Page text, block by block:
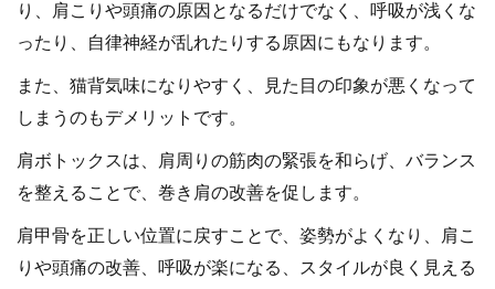
り、肩こりや頭痛の原因となるだけでなく、呼吸が浅くな
ったり、自律神経が乱れたりする原因にもなります。
また、猫背気味になりやすく、見た目の印象が悪くなって
しまうのもデメリットです。
肩ボトックスは、肩周りの筋肉の緊張を和らげ、バランス
を整えることで、巻き肩の改善を促します。
肩甲骨を正しい位置に戻すことで、姿勢がよくなり、肩こ
りや頭痛の改善、呼吸が楽になる、スタイルが良く見える